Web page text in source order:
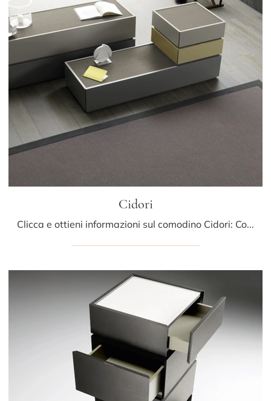
Cidori
Clicca e ottieni informazioni sul comodino Cidori: Comodini e cassettiere di Sangiacomo sono ideali per spazi moderni.